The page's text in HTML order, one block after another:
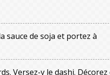
sauce de soja et portez à
Versez-y le dashi. Décorez